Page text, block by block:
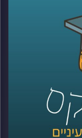
גם המון דברים
רע, מתגברים
אף שרובנו מבינים
או אפילו להמעיט
פרופ׳ צחי חייט,
לתקשורת.